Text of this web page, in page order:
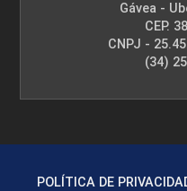
Gávea -
CEP.
CNPJ -
(34)
POLÍTICA DE